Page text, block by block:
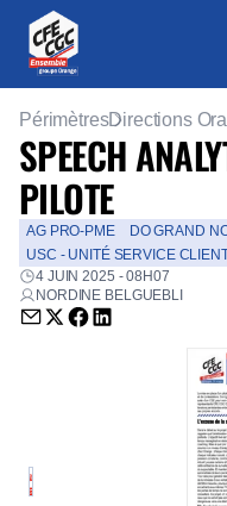
PérimètresDirections
SPEECH
PILOTE
AG PRO-PME
DO GRAND
USC - UNITÉ SERVICE
4 JUIN 2025 - 08H07
NORDINE BELGUEBLI
Envoyer par email
Partager sur Twitter
Partager sur
Partager sur